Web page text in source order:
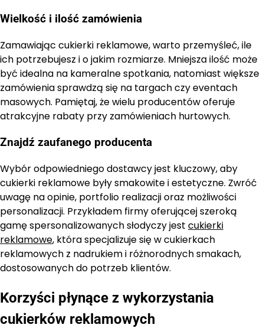
Wielkość i ilość zamówienia
Zamawiając cukierki reklamowe, warto przemyśleć, ile
ich potrzebujesz i o jakim rozmiarze. Mniejsza ilość może
być idealna na kameralne spotkania, natomiast większe
zamówienia sprawdzą się na targach czy eventach
masowych. Pamiętaj, że wielu producentów oferuje
atrakcyjne rabaty przy zamówieniach hurtowych.
Znajdź zaufanego producenta
Wybór odpowiedniego dostawcy jest kluczowy, aby
cukierki reklamowe były smakowite i estetyczne. Zwróć
uwagę na opinie, portfolio realizacji oraz możliwości
personalizacji. Przykładem firmy oferującej szeroką
gamę spersonalizowanych słodyczy jest cukierki
reklamowe, która specjalizuje się w cukierkach
reklamowych z nadrukiem i różnorodnych smakach,
dostosowanych do potrzeb klientów.
Korzyści płynące z wykorzystania
cukierków reklamowych